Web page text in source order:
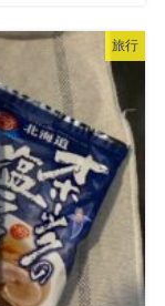
旅行